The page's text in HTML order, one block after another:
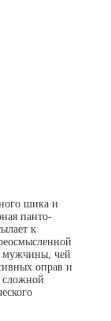
шика и
панто-
к
мужчины, чей
оправ и
сложной